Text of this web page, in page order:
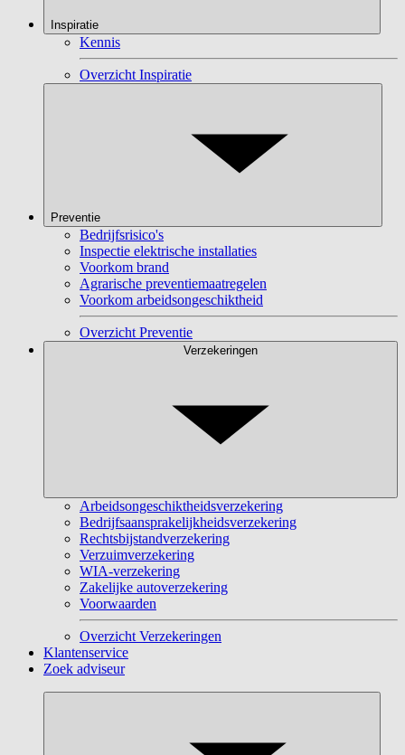
Inspiratie
Kennis
Overzicht Inspiratie
Preventie
Bedrijfsrisico's
Inspectie elektrische installaties
Voorkom brand
Agrarische preventiemaatregelen
Voorkom arbeidsongeschiktheid
Overzicht Preventie
Verzekeringen
Arbeidsongeschiktheidsverzekering
Bedrijfsaansprakelijkheidsverzekering
Rechtsbijstandverzekering
Verzuimverzekering
WIA-verzekering
Zakelijke autoverzekering
Voorwaarden
Overzicht Verzekeringen
Klantenservice
Zoek adviseur